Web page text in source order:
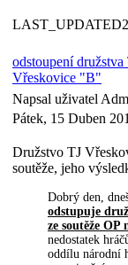
LAST_UPDATED2
odstoupení družstva
Vřeskovice "B"
Napsal uživatel
Pátek, 15 Duben
Družstvo TJ
soutěže, jeho
Dobrý den,
odstupuje
ze soutěže OP
nedostatek
oddílu národní